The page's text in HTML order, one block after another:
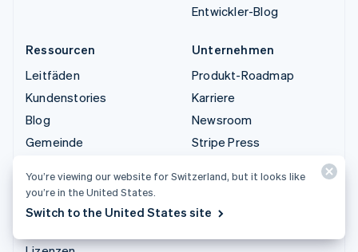
Entwickler-Blog
Ressourcen
Leitfäden
Kundenstories
Blog
Gemeinde
Datenschutz und AGB
Eingeschränkte und nicht
Unternehmen
Produkt-Roadmap
Karriere
Newsroom
Stripe Press
Sales-Team kontaktieren
You’re viewing our website for Switzerland, but it looks like
you’re in the United States.
Switch to the United States site